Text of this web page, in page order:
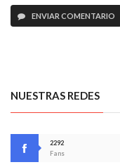
ENVIAR COMENTARIO
NUESTRAS REDES
2292
Fans